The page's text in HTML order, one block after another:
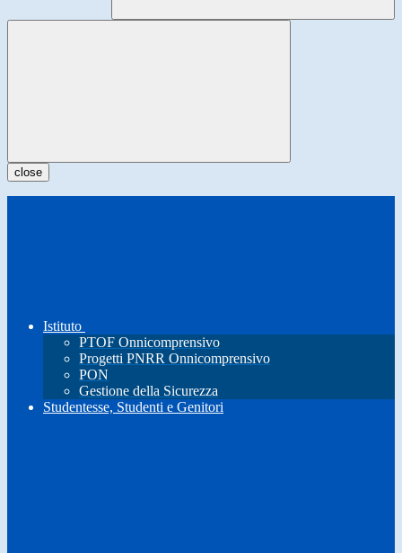
close
Istituto
PTOF Onnicomprensivo
Progetti PNRR Onnicomprensivo
PON
Gestione della Sicurezza
Studentesse, Studenti e Genitori